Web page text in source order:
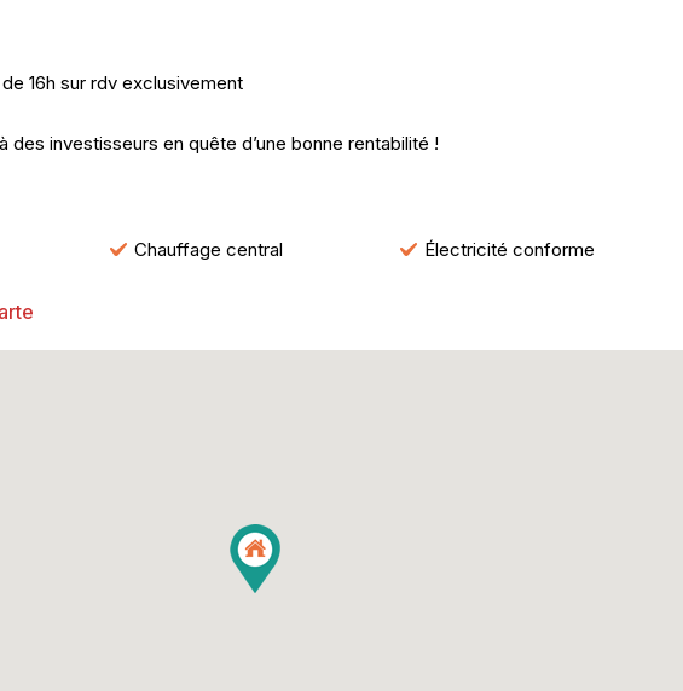
16h sur rdv exclusivement
des investisseurs en quête d’une bonne rentabilité !
Chauffage central Électricité conforme